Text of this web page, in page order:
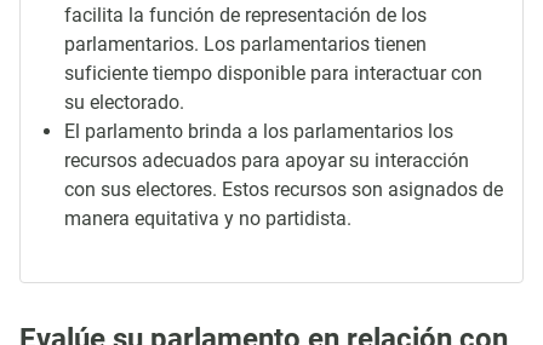
facilita la función de representación de los
parlamentarios. Los parlamentarios tienen
suficiente tiempo disponible para interactuar con
su electorado.
El parlamento brinda a los parlamentarios los
recursos adecuados para apoyar su interacción
con sus electores. Estos recursos son asignados de
manera equitativa y no partidista.